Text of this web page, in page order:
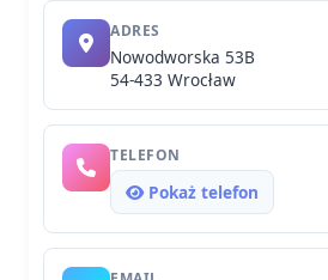
ADRES
Nowodworska 53B
54-433 Wrocław
TELEFON
Pokaż telefon